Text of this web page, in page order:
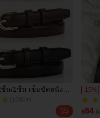
น/1ชิ้น เข็มขัดหนัง
น ลำลอง ดีไซน์มินิมอล
สำหรับผู้หญิงในฤดูร้อน
ม้ร่วง วิทยาเขต ปลาย
(1000+) -15%
500+
฿84